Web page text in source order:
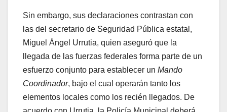
Sin embargo, sus declaraciones contrastan con
las del secretario de Seguridad Pública estatal,
Miguel Ángel Urrutia, quien aseguró que la
llegada de las fuerzas federales forma parte de un
esfuerzo conjunto para establecer un Mando
Coordinador, bajo el cual operarán tanto los
elementos locales como los recién llegados. De